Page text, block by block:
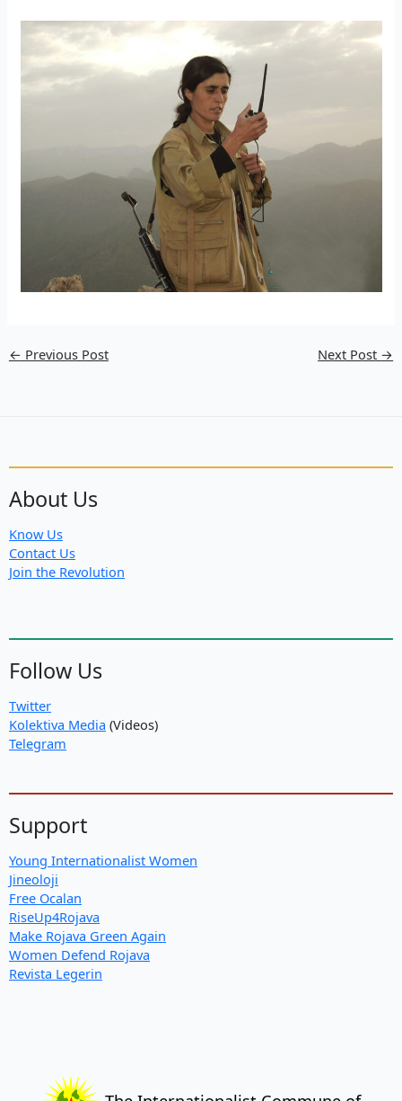
← Previous Post Next Post →
About Us
Know Us
Contact Us
Join the Revolution
Follow Us
Twitter
Kolektiva Media (Videos)
Telegram
Support
Young Internationalist Women
Jineoloji
Free Ocalan
RiseUp4Rojava
Make Rojava Green Again
Women Defend Rojava
Revista Legerin